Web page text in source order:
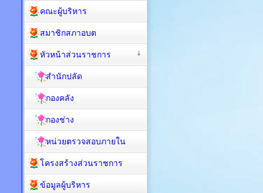
คณะผู้บริหาร
สมาชิกสภาอบต
หัวหน้าส่วนราชการ
สำนักปลัด
กองคลัง
กองช่าง
หน่วยตรวจสอบภายใน
โครงสร้างส่วนราชการ
ข้อมูลผู้บริหาร